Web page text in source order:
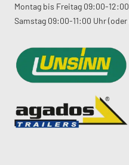
Montag bis Freitag 09:00-
Samstag 09:00-11:00 Uhr